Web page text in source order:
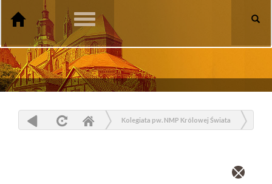
Toggle
navigation
Kolegiata pw. NMP Królowej Świata
Zamknij